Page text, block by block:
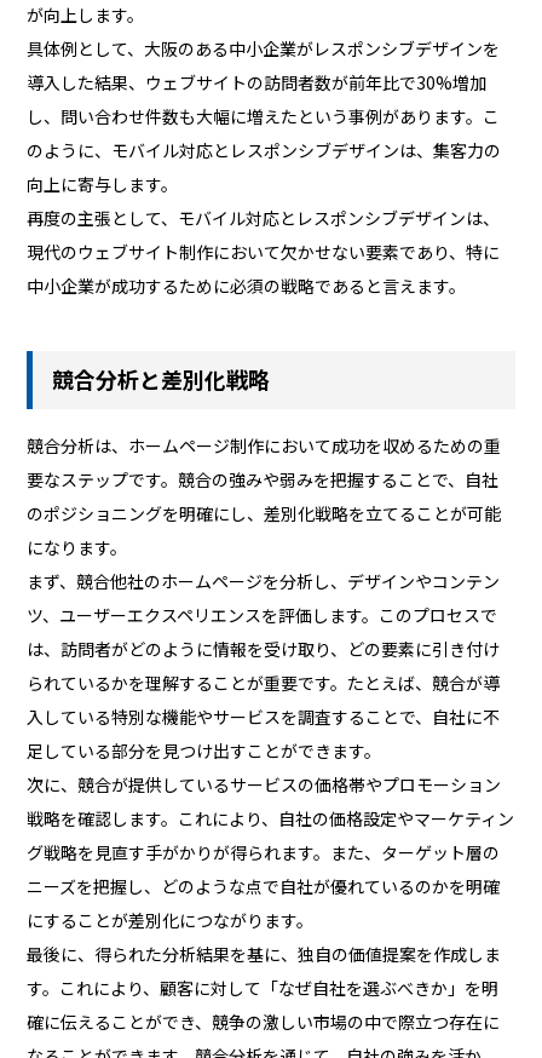
が向上します。
具体例として、大阪のある中小企業がレスポンシブデザインを
導入した結果、ウェブサイトの訪問者数が前年比で30%増加
し、問い合わせ件数も大幅に増えたという事例があります。こ
のように、モバイル対応とレスポンシブデザインは、集客力の
向上に寄与します。
再度の主張として、モバイル対応とレスポンシブデザインは、
現代のウェブサイト制作において欠かせない要素であり、特に
中小企業が成功するために必須の戦略であると言えます。
競合分析と差別化戦略
競合分析は、ホームページ制作において成功を収めるための重
要なステップです。競合の強みや弱みを把握することで、自社
のポジショニングを明確にし、差別化戦略を立てることが可能
になります。
まず、競合他社のホームページを分析し、デザインやコンテン
ツ、ユーザーエクスペリエンスを評価します。このプロセスで
は、訪問者がどのように情報を受け取り、どの要素に引き付け
られているかを理解することが重要です。たとえば、競合が導
入している特別な機能やサービスを調査することで、自社に不
足している部分を見つけ出すことができます。
次に、競合が提供しているサービスの価格帯やプロモーション
戦略を確認します。これにより、自社の価格設定やマーケティン
グ戦略を見直す手がかりが得られます。また、ターゲット層の
ニーズを把握し、どのような点で自社が優れているのかを明確
にすることが差別化につながります。
最後に、得られた分析結果を基に、独自の価値提案を作成しま
す。これにより、顧客に対して「なぜ自社を選ぶべきか」を明
確に伝えることができ、競争の激しい市場の中で際立つ存在に